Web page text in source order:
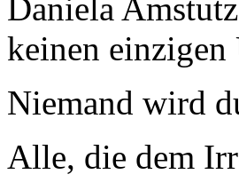
Daniela
keinen
Niemand wird
Alle, die dem